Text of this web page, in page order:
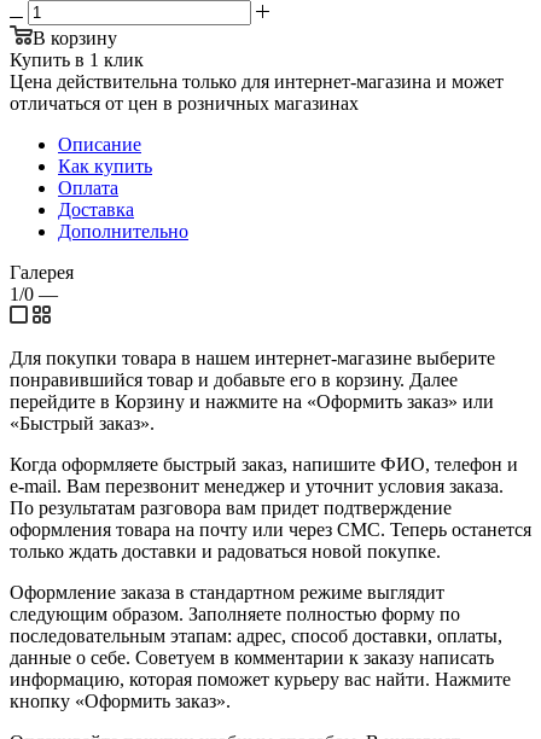
В корзину
Купить в 1 клик
Цена действительна только для интернет-магазина и может
отличаться от цен в розничных магазинах
Описание
Как купить
Оплата
Доставка
Дополнительно
Галерея
1/0 —
Для покупки товара в нашем интернет-магазине выберите
понравившийся товар и добавьте его в корзину. Далее
перейдите в Корзину и нажмите на «Оформить заказ» или
«Быстрый заказ».
Когда оформляете быстрый заказ, напишите ФИО, телефон и
e-mail. Вам перезвонит менеджер и уточнит условия заказа.
По результатам разговора вам придет подтверждение
оформления товара на почту или через СМС. Теперь останется
только ждать доставки и радоваться новой покупке.
Оформление заказа в стандартном режиме выглядит
следующим образом. Заполняете полностью форму по
последовательным этапам: адрес, способ доставки, оплаты,
данные о себе. Советуем в комментарии к заказу написать
информацию, которая поможет курьеру вас найти. Нажмите
кнопку «Оформить заказ».